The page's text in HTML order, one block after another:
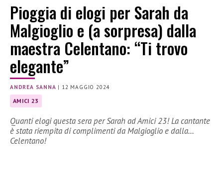
Pioggia di elogi per Sarah da
Malgioglio e (a sorpresa) dalla
maestra Celentano: “Ti trovo
elegante”
ANDREA SANNA | 12 MAGGIO 2024
AMICI 23
Quanti elogi questa sera per Sarah ad Amici 23! La cantante
è stata riempita di complimenti da Malgioglio e dalla…
Celentano!